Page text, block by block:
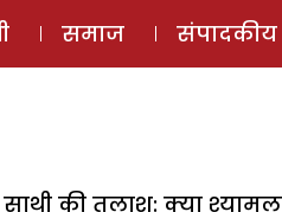
समाज संपादकीय
की तलाश: क्या